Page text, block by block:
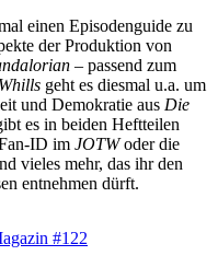
einen Episodenguide zu
der Produktion von
– passend zum
geht es diesmal u.a. um
und Demokratie aus Die
es in beiden Heftteilen
ID im JOTWoder die
vieles mehr, das ihr den
entnehmen dürft.